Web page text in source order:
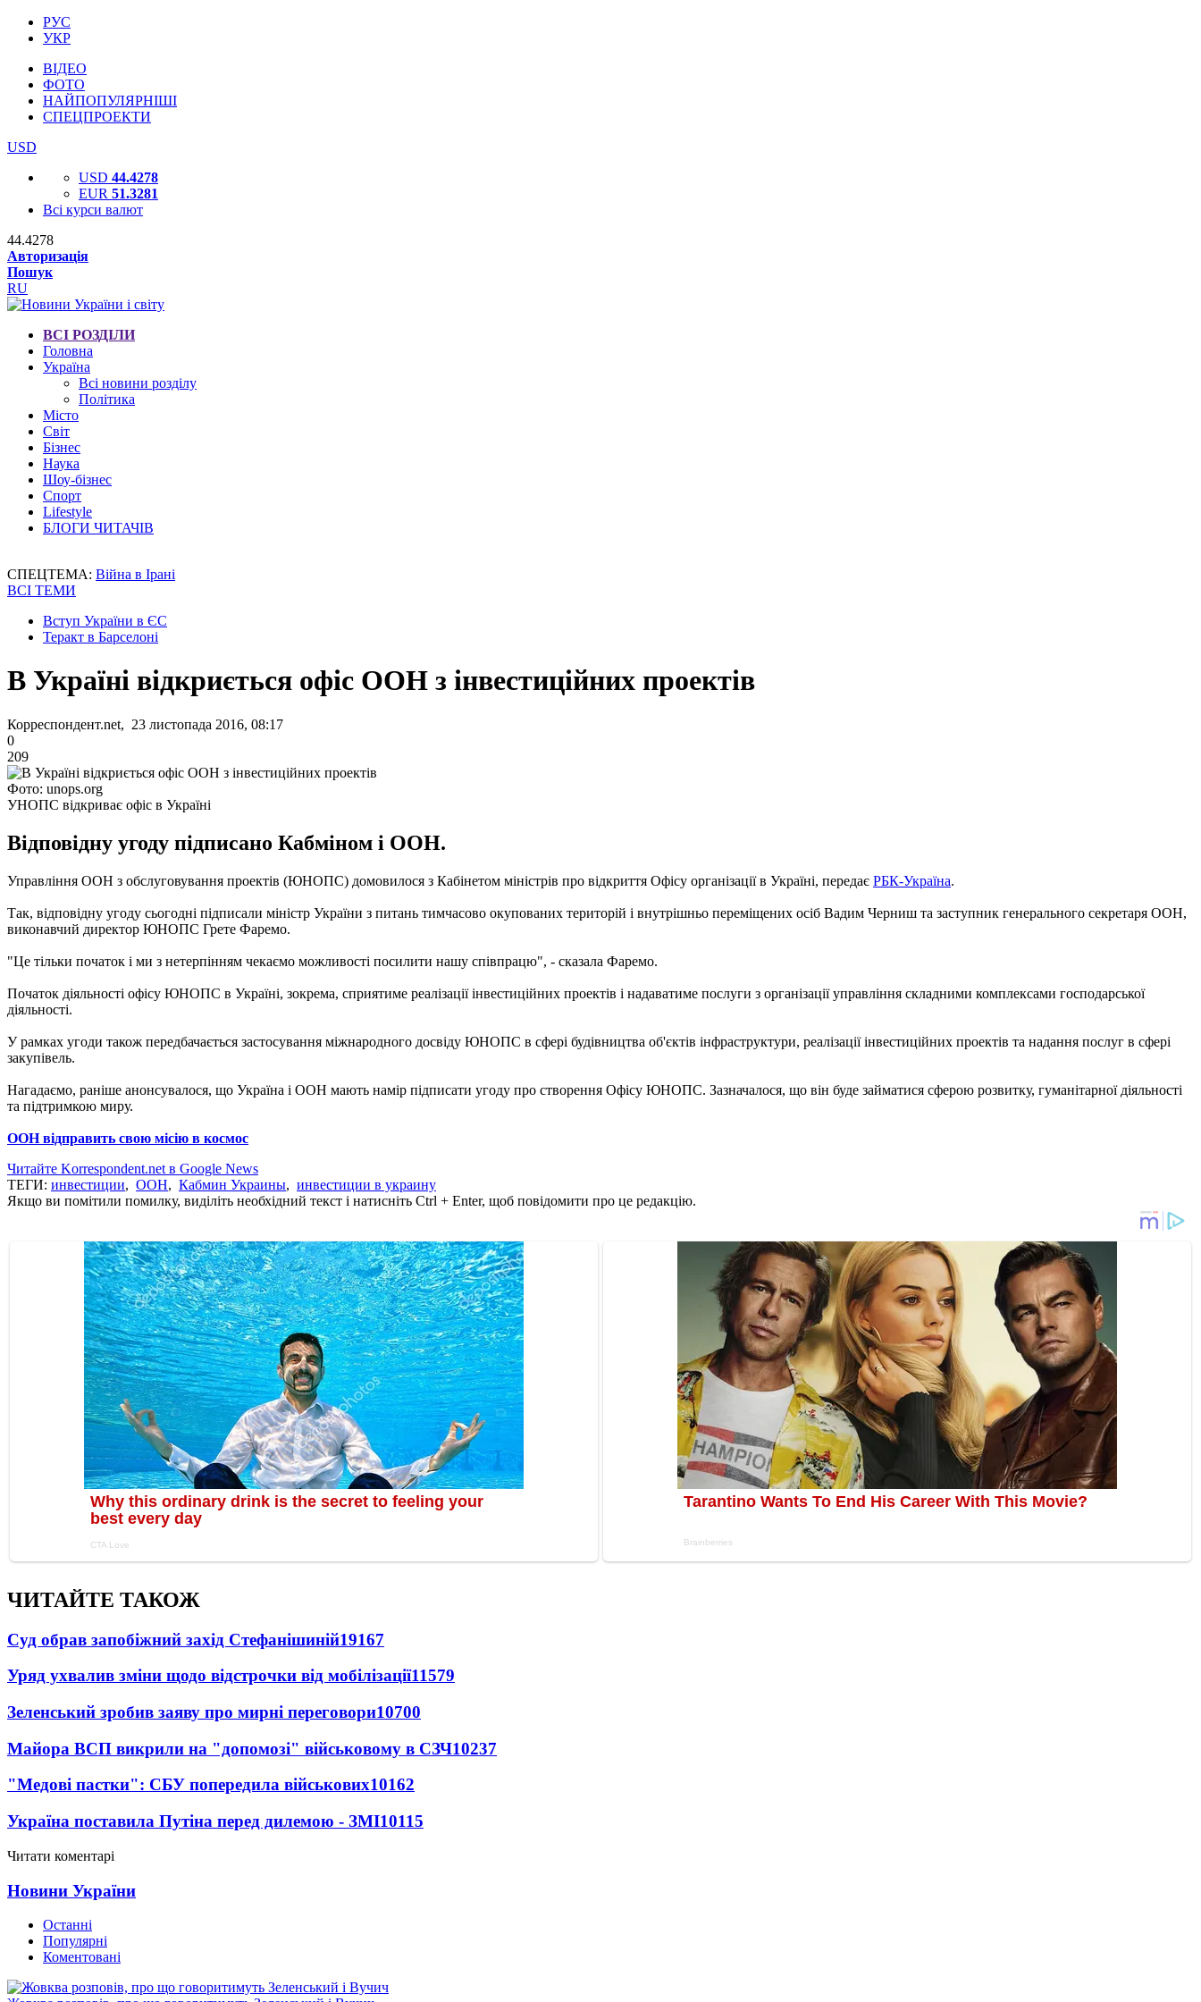
РУС
УКР
ВІДЕО
ФОТО
НАЙПОПУЛЯРНІШІ
СПЕЦПРОЕКТИ
USD
USD 44.4278
EUR 51.3281
Всі курси валют
44.4278
Авторизація
Пошук
RU
ВСІ РОЗДІЛИ
Головна
Україна
Всі новини розділу
Політика
Місто
Світ
Бізнес
Наука
Шоу-бізнес
Спорт
Lifestyle
БЛОГИ ЧИТАЧІВ
СПЕЦТЕМА: Війна в Ірані
ВСІ ТЕМИ
Вступ України в ЄС
Теракт в Барселоні
В Україні відкриється офіс ООН з інвестиційних проектів
Корреспондент.net, 23 листопада 2016, 08:17
0
209
Фото: unops.org
УНОПС відкриває офіс в Україні
Відповідну угоду підписано Кабміном і ООН.
Управління ООН з обслуговування проектів (ЮНОПС) домовилося з Кабінетом міністрів про відкриття Офісу організації в Україні, передає РБК-Україна.
Так, відповідну угоду сьогодні підписали міністр України з питань тимчасово окупованих територій і внутрішньо переміщених осіб Вадим Черниш та заступник генерального секретаря ООН,
виконавчий директор ЮНОПС Грете Фаремо.
"Це тільки початок і ми з нетерпінням чекаємо можливості посилити нашу співпрацю", - сказала Фаремо.
Початок діяльності офісу ЮНОПС в Україні, зокрема, сприятиме реалізації інвестиційних проектів і надаватиме послуги з організації управління складними комплексами господарської
діяльності.
У рамках угоди також передбачається застосування міжнародного досвіду ЮНОПС в сфері будівництва об'єктів інфраструктури, реалізації інвестиційних проектів та надання послуг в сфері
закупівель.
Нагадаємо, раніше анонсувалося, що Україна і ООН мають намір підписати угоду про створення Офісу ЮНОПС. Зазначалося, що він буде займатися сферою розвитку, гуманітарної діяльності
та підтримкою миру.
ООН відправить свою місію в космос
Читайте Korrespondent.net в Google News
ТЕГИ: инвестиции, ООН, Кабмин Украины, инвестиции в украину
Якщо ви помітили помилку, виділіть необхідний текст і натисніть Ctrl + Enter, щоб повідомити про це редакцію.
ЧИТАЙТЕ ТАКОЖ
Суд обрав запобіжний захід Стефанішиній19167
Уряд ухвалив зміни щодо відстрочки від мобілізації11579
Зеленський зробив заяву про мирні переговори10700
Майора ВСП викрили на "допомозі" військовому в СЗЧ10237
"Медові пастки": СБУ попередила військових10162
Україна поставила Путіна перед дилемою - ЗМІ10115
Читати коментарі
Новини України
Останні
Популярні
Коментовані